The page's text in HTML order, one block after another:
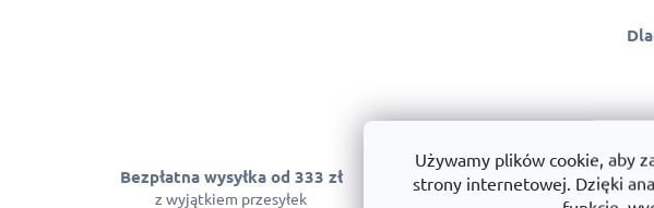
Używamy plików cookie, aby
strony internetowej. Dzięki
Bezpłatna wysyłka od 333 zł
z wyjątkiem przesyłek
Gwarancja jakości
Możemy zagwarantować jakość